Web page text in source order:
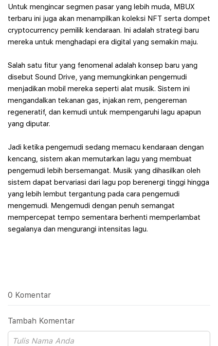
Untuk mengincar segmen pasar yang lebih muda, MBUX
terbaru ini juga akan menampilkan koleksi NFT serta dompet
cryptocurrency pemilik kendaraan. Ini adalah strategi baru
mereka untuk menghadapi era digital yang semakin maju.
Salah satu fitur yang fenomenal adalah konsep baru yang
disebut Sound Drive, yang memungkinkan pengemudi
menjadikan mobil mereka seperti alat musik. Sistem ini
mengandalkan tekanan gas, injakan rem, pengereman
regeneratif, dan kemudi untuk mempengaruhi lagu apapun
yang diputar.
Jadi ketika pengemudi sedang memacu kendaraan dengan
kencang, sistem akan memutarkan lagu yang membuat
pengemudi lebih bersemangat. Musik yang dihasilkan oleh
sistem dapat bervariasi dari lagu pop berenergi tinggi hingga
yang lebih lembut tergantung pada cara pengemudi
mengemudi. Mengemudi dengan penuh semangat
mempercepat tempo sementara berhenti memperlambat
segalanya dan mengurangi intensitas lagu.
0 Komentar
Tambah Komentar